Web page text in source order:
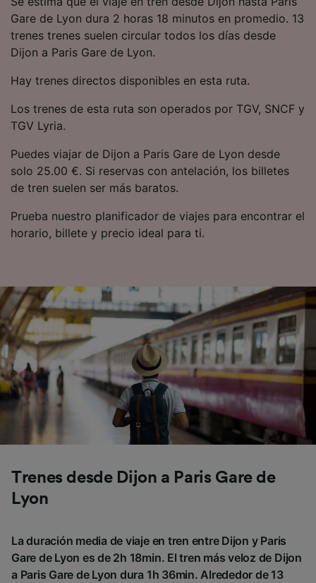
Gare de Lyon dura 2 horas 18 minutos en promedio. 13
trenes trenes suelen circular todos los días desde
Dijon a Paris Gare de Lyon.
Hay trenes directos disponibles en esta ruta.
Los trenes de esta ruta son operados por TGV, SNCF y
TGV Lyria.
Puedes viajar de Dijon a Paris Gare de Lyon desde
solo 25.00 €. Si reservas con antelación, los billetes
de tren suelen ser más baratos.
Prueba nuestro planificador de viajes para encontrar el
horario, billete y precio ideal para ti.
Trenes desde Dijon a Paris Gare de
Lyon
La duración media de viaje en tren entre Dijon y Paris
Gare de Lyon es de 2h 18min. El tren más veloz de Dijon
a Paris Gare de Lyon dura 1h 36min. Alrededor de 13
precisa. Analizar activamente las
características del dispositivo para su
identificación. Almacenar la información en un
dispositivo y/o acceder a ella. Publicidad y
publicidad y contenido, investigación de
Lista de asociados (proveedores)